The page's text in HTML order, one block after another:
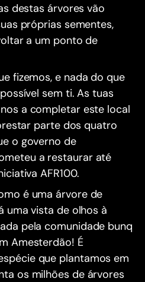
destas árvores vão
próprias sementes,
a um ponto de
fizemos, e nada do que
sem ti. As tuas
a completar este local
parte dos quatro
o governo de
a restaurar até
AFR100.
é uma árvore de
uma vista de olhos à
pela comunidade bunq
Amesterdão! É
que plantamos em
os milhões de árvores